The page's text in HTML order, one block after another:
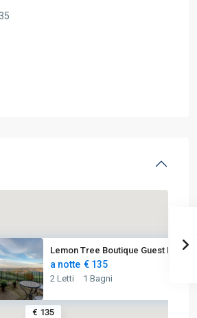
€ 135
Lemon Tree Boutique Guest Hous...
a notte € 135
2 Letti 1 Bagni